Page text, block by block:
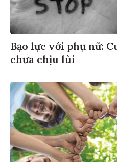
Bạo lực với phụ nữ:
chưa chịu lùi